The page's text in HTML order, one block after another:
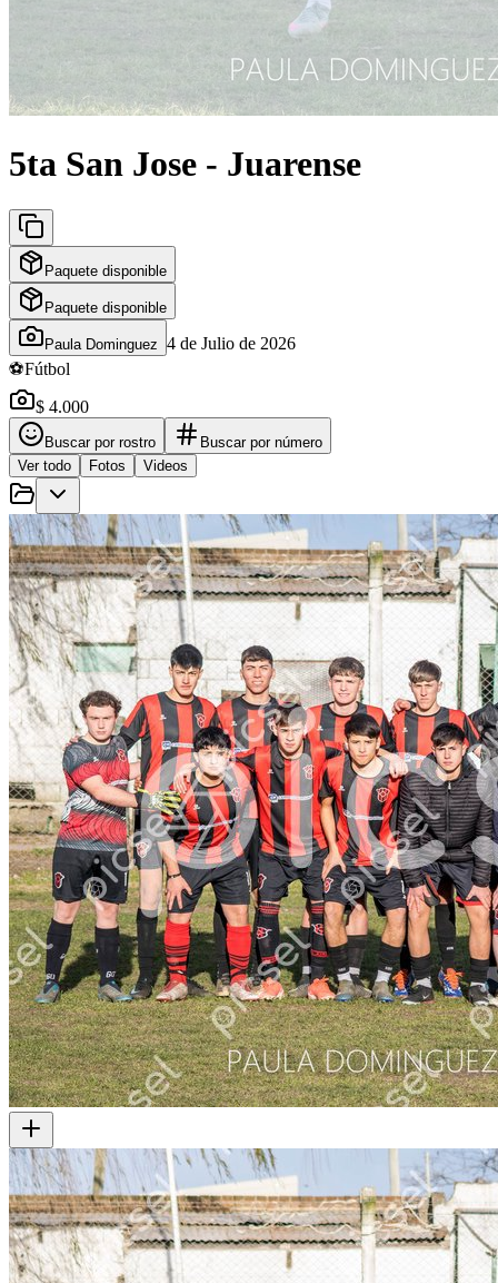
5ta San Jose - Juarense
Paquete disponible
Paquete disponible
Paula Dominguez 4 de Julio de 2026
⚽Fútbol
$ 4.000
Buscar por rostro
Buscar por número
Ver todo
Fotos Videos